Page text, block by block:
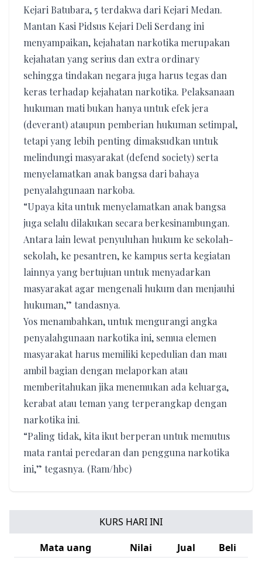
Kejari Batubara, 5 terdakwa dari Kejari Medan.
Mantan Kasi Pidsus Kejari Deli Serdang ini
menyampaikan, kejahatan narkotika merupakan
kejahatan yang serius dan extra ordinary
sehingga tindakan negara juga harus tegas dan
keras terhadap kejahatan narkotika. Pelaksanaan
hukuman mati bukan hanya untuk efek jera
(deverant) ataupun pemberian hukuman setimpal,
tetapi yang lebih penting dimaksudkan untuk
melindungi masyarakat (defend society) serta
menyelamatkan anak bangsa dari bahaya
penyalahgunaan narkoba.
“Upaya kita untuk menyelamatkan anak bangsa
juga selalu dilakukan secara berkesinambungan.
Antara lain lewat penyuluhan hukum ke sekolah-
sekolah, ke pesantren, ke kampus serta kegiatan
lainnya yang bertujuan untuk menyadarkan
masyarakat agar mengenali hukum dan menjauhi
hukuman,” tandasnya.
Yos menambahkan, untuk mengurangi angka
penyalahgunaan narkotika ini, semua elemen
masyarakat harus memiliki kepedulian dan mau
ambil bagian dengan melaporkan atau
memberitahukan jika menemukan ada keluarga,
kerabat atau teman yang terperangkap dengan
narkotika ini.
“Paling tidak, kita ikut berperan untuk memutus
mata rantai peredaran dan pengguna narkotika
ini,” tegasnya. (Ram/hbc)
KURS HARI INI
Mata uang
Nilai Jual Beli